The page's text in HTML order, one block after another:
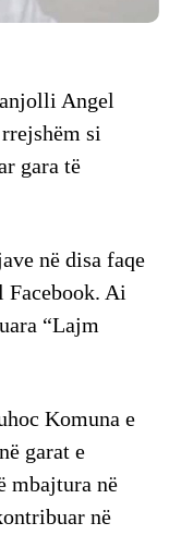
Angel
si
gara të
në disa faqe
Ai
“Lajm
Komuna e
garat e
mbajtura në
në